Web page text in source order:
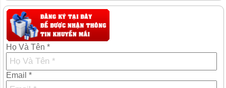
Họ Và Tên *
Email *